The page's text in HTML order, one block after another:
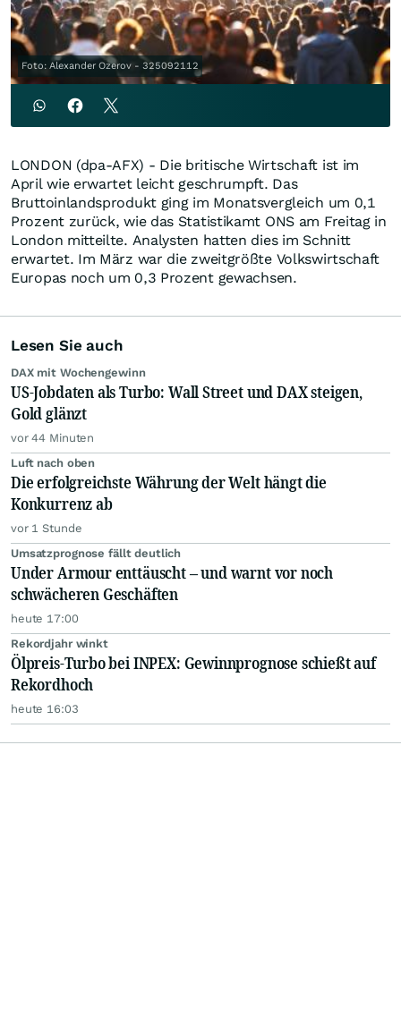
Foto: Alexander Ozerov - 325092112
LONDON (dpa-AFX) - Die britische Wirtschaft ist im
April wie erwartet leicht geschrumpft. Das
Bruttoinlandsprodukt ging im Monatsvergleich um 0,1
Prozent zurück, wie das Statistikamt ONS am Freitag in
London mitteilte. Analysten hatten dies im Schnitt
erwartet. Im März war die zweitgrößte Volkswirtschaft
Europas noch um 0,3 Prozent gewachsen.
Lesen Sie auch
DAX mit Wochengewinn
US-Jobdaten als Turbo: Wall Street und DAX steigen,
Gold glänzt
vor 44 Minuten
Luft nach oben
Die erfolgreichste Währung der Welt hängt die
Konkurrenz ab
vor 1 Stunde
Umsatzprognose fällt deutlich
Under Armour enttäuscht – und warnt vor noch
schwächeren Geschäften
heute 17:00
Rekordjahr winkt
Ölpreis-Turbo bei INPEX: Gewinnprognose schießt auf
Rekordhoch
heute 16:03